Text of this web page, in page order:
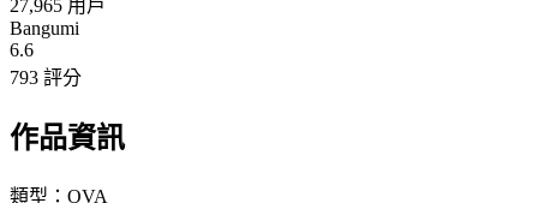
27,965 用戶
Bangumi
6.6
793 評分
作品資訊
類型： OVA